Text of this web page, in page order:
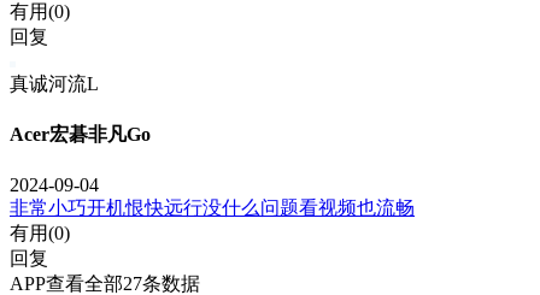
有用(0)
回复
真诚河流L
Acer宏碁非凡Go
2024-09-04
非常小巧开机恨快远行没什么问题看视频也流畅
有用(0)
回复
APP查看全部27条数据